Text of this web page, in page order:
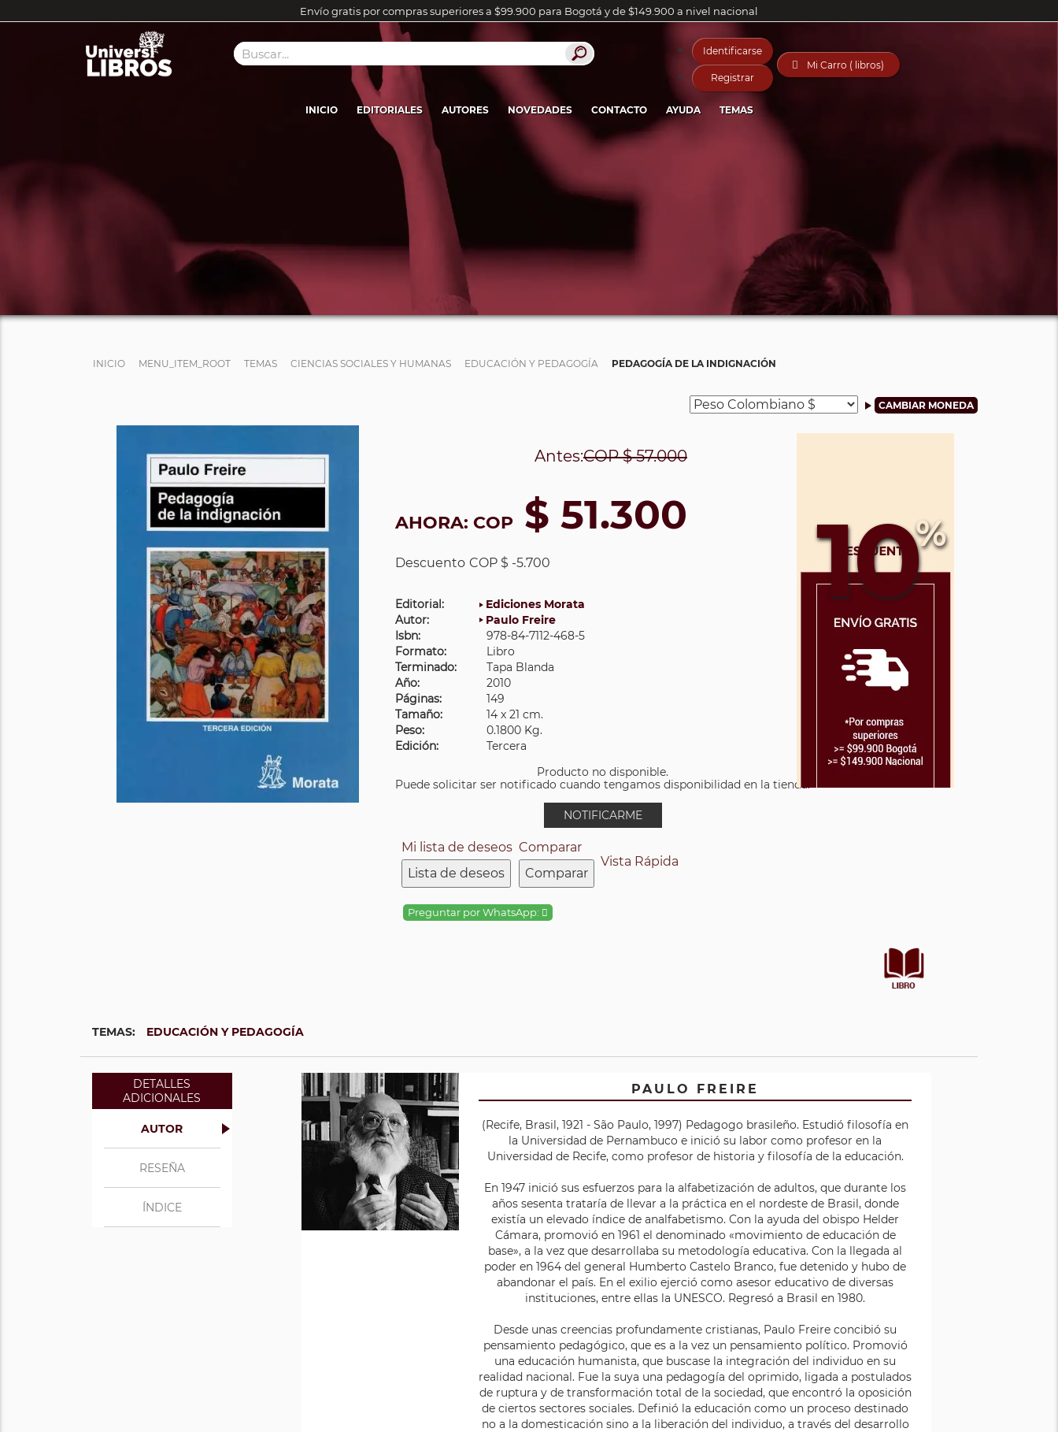
Envío gratis por compras superiores a $99.900 para Bogotá y de $149.900 a nivel nacional
Identificarse
Registrar
 Mi Carro ( libros)
INICIO EDITORIALES AUTORES NOVEDADES CONTACTO AYUDA TEMAS
INICIO MENU_ITEM_ROOT TEMAS CIENCIAS SOCIALES Y HUMANAS EDUCACIÓN Y PEDAGOGÍA PEDAGOGÍA DE LA INDIGNACIÓN
10%
Antes:COP$ 57.000
AHORA: COP $ 51.300
Descuento COP $ -5.700
Editorial:
Ediciones Morata
Autor:
Paulo Freire
Isbn:
978-84-7112-468-5
Formato:
Libro
Terminado:
Tapa Blanda
Año:
2010
Páginas:
149
Tamaño:
14 x 21 cm.
Peso:
0.1800 Kg.
Edición:
Tercera
Producto no disponible.
Puede solicitar ser notificado cuando tengamos disponibilidad en la tienda.
NOTIFICARME
Mi lista de deseos
Lista de deseos
Comparar
Comparar
Vista Rápida
Preguntar por WhatsApp:
TEMAS: EDUCACIÓN Y PEDAGOGÍA
DETALLES
ADICIONALES
AUTOR
RESEÑA
ÍNDICE
PAULO FREIRE
(Recife, Brasil, 1921 - São Paulo, 1997) Pedagogo brasileño. Estudió filosofía en
la Universidad de Pernambuco e inició su labor como profesor en la
Universidad de Recife, como profesor de historia y filosofía de la educación.
En 1947 inició sus esfuerzos para la alfabetización de adultos, que durante los
años sesenta trataría de llevar a la práctica en el nordeste de Brasil, donde
existía un elevado índice de analfabetismo. Con la ayuda del obispo Helder
Cámara, promovió en 1961 el denominado «movimiento de educación de
base», a la vez que desarrollaba su metodología educativa. Con la llegada al
poder en 1964 del general Humberto Castelo Branco, fue detenido y hubo de
abandonar el país. En el exilio ejerció como asesor educativo de diversas
instituciones, entre ellas la UNESCO. Regresó a Brasil en 1980.
Desde unas creencias profundamente cristianas, Paulo Freire concibió su
pensamiento pedagógico, que es a la vez un pensamiento político. Promovió
una educación humanista, que buscase la integración del individuo en su
realidad nacional. Fue la suya una pedagogía del oprimido, ligada a postulados
de ruptura y de transformación total de la sociedad, que encontró la oposición
de ciertos sectores sociales. Definió la educación como un proceso destinado
no a la domesticación sino a la liberación del individuo, a través del desarrollo